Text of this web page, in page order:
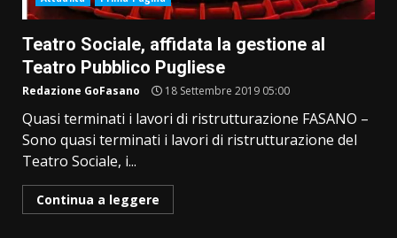
Teatro Sociale, affidata la gestione al
Teatro Pubblico Pugliese
Redazione GoFasano 18 Settembre 2019 05:00
Quasi terminati i lavori di ristrutturazione FASANO –
Sono quasi terminati i lavori di ristrutturazione del
Teatro Sociale, i...
Continua a leggere